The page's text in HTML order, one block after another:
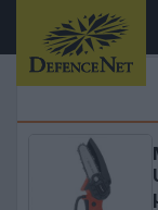
Μεταμόρφωσε
Ultra Box Μίνι
μπαταρία